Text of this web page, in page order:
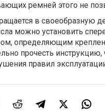
ремней этого не
в своеобразную
можно установить
определяющим
прочесть
правил